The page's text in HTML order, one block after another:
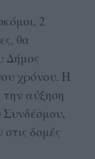
2
θα
Δήμος
χρόνου. Η
αύξηση
Συνδέσμου,
δομές